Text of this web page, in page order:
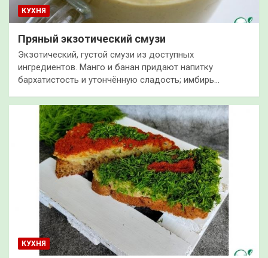
КУХНЯ
Пряный экзотический смузи
Экзотический, густой смузи из доступных
ингредиентов. Манго и банан придают напитку
бархатистость и утончённую сладость; имбирь…
КУХНЯ